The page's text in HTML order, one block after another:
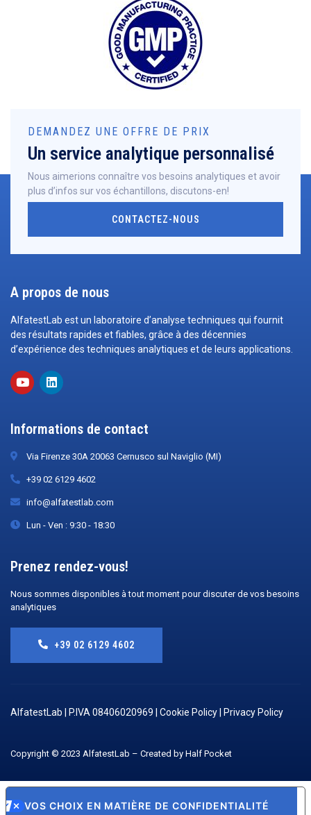
DEMANDEZ UNE OFFRE DE PRIX
Un service analytique personnalisé
Nous aimerions connaître vos besoins analytiques et avoir
plus d’infos sur vos échantillons, discutons-en!
CONTACTEZ-NOUS
A propos de nous
AlfatestLab est un laboratoire d’analyse techniques qui fournit
des résultats rapides et fiables, grâce à des décennies
d’expérience des techniques analytiques et de leurs applications.
Informations de contact
Via Firenze 30A 20063 Cernusco sul Naviglio (MI)
+39 02 6129 4602
info@alfatestlab.com
Lun - Ven : 9:30 - 18:30
Prenez rendez-vous!
Nous sommes disponibles à tout moment pour discuter de vos besoins
analytiques
+39 02 6129 4602
AlfatestLab | P.IVA 08406020969 | Cookie Policy Privacy Policy
Copyright © 2023 AlfatestLab – Created by Half Pocket
VOS CHOIX EN MATIÈRE DE CONFIDENTIALITÉ